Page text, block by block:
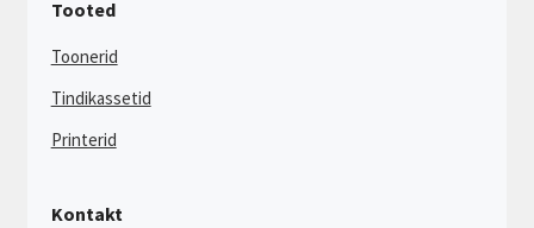
Tooted
Toonerid
Tindikassetid
Printerid
Kontakt